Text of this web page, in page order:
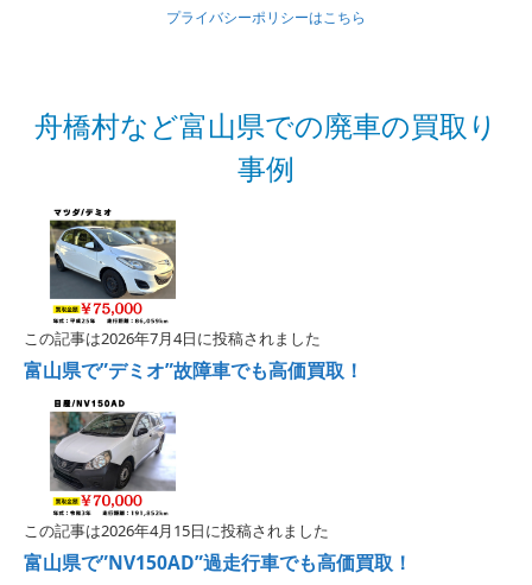
プライバシーポリシーはこちら
舟橋村など富山県での廃車の買取り
事例
この記事は2026年7月4日に投稿されました
富山県で”デミオ”故障車でも高価買取！
この記事は2026年4月15日に投稿されました
富山県で”NV150AD”過走行車でも高価買取！